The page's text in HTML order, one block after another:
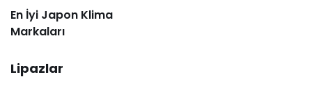
En İyi Japon Klima
Markaları
Lipazlar